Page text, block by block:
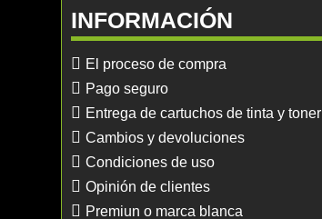
INFORMACIÓN
El proceso de compra
Pago seguro
Entrega de cartuchos de tinta y toner
Cambios y devoluciones
Condiciones de uso
Opinión de clientes
Premiun o marca blanca